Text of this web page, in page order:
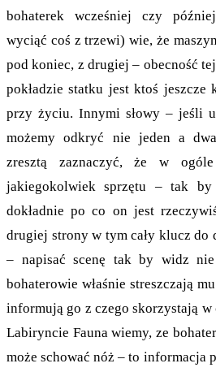
bohaterek wcześniej czy
wyciąć coś z trzewi) wie, że
pod koniec, z drugiej – obecność
pokładzie statku jest ktoś jeszcze
przy życiu. Innymi słowy – jeśli
możemy odkryć nie jeden a
zresztą zaznaczyć, że w ogóle
jakiegokolwiek sprzętu – tak
dokładnie po co on jest
drugiej strony w tym cały klucz do
– napisać scenę tak by widz nie
bohaterowie właśnie streszczają
informują go z czego skorzystają w
Labiryncie Fauna wiemy, ze
może schować nóż – to informacja